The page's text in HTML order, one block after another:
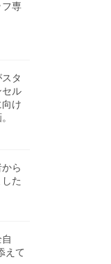
フ専
タ
セル
け
ら
た
えて